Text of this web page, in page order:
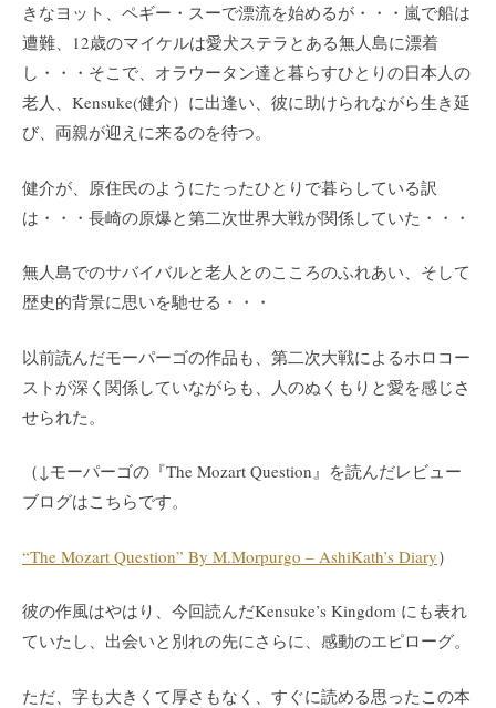
きなヨット、ペギー・スーで漂流を始めるが・・・嵐で船は
遭難、12歳のマイケルは愛犬ステラとある無人島に漂着
し・・・そこで、オラウータン達と暮らすひとりの日本人の
老人、Kensuke(健介）に出逢い、彼に助けられながら生き延
び、両親が迎えに来るのを待つ。
健介が、原住民のようにたったひとりで暮らしている訳
は・・・長崎の原爆と第二次世界大戦が関係していた・・・
無人島でのサバイバルと老人とのこころのふれあい、そして
歴史的背景に思いを馳せる・・・
以前読んだモーパーゴの作品も、第二次大戦によるホロコー
ストが深く関係していながらも、人のぬくもりと愛を感じさ
せられた。
（↓モーパーゴの『The Mozart Question』を読んだレビュー
ブログはこちらです。
“The Mozart Question” By M.Morpurgo – AshiKath’s Diary）
彼の作風はやはり、今回読んだKensuke’s Kingdom にも表れ
ていたし、出会いと別れの先にさらに、感動のエピローグ。
ただ、字も大きくて厚さもなく、すぐに読める思ったこの本